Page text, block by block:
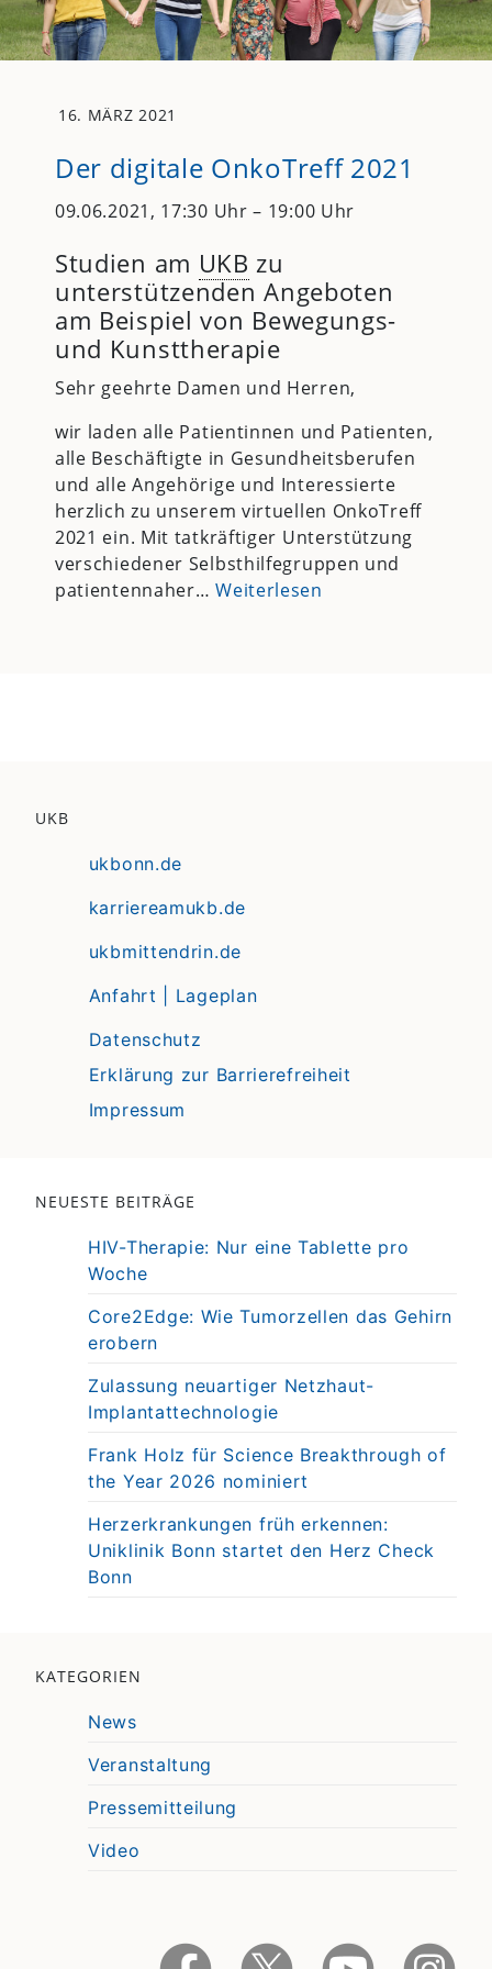
16. MÄRZ 2021
Der digitale OnkoTreff 2021
09.06.2021, 17:30 Uhr – 19:00 Uhr
Studien am UKB zu
unterstützenden Angeboten
am Beispiel von Bewegungs-
und Kunsttherapie
Sehr geehrte Damen und Herren,
wir laden alle Patientinnen und Patienten,
alle Beschäftigte in Gesundheitsberufen
und alle Angehörige und Interessierte
herzlich zu unserem virtuellen OnkoTreff
2021 ein. Mit tatkräftiger Unterstützung
verschiedener Selbsthilfegruppen und
patientennaher…Weiterlesen
UKB
ukbonn.de
karriereamukb.de
ukbmittendrin.de
Anfahrt | Lageplan
Datenschutz
Erklärung zur Barrierefreiheit
Impressum
NEUESTE BEITRÄGE
HIV-Therapie: Nur eine Tablette pro
Woche
Core2Edge: Wie Tumorzellen das Gehirn
erobern
Zulassung neuartiger Netzhaut-
Implantattechnologie
Frank Holz für Science Breakthrough of
the Year 2026 nominiert
Herzerkrankungen früh erkennen:
Uniklinik Bonn startet den Herz Check
Bonn
KATEGORIEN
News
Veranstaltung
Pressemitteilung
Video